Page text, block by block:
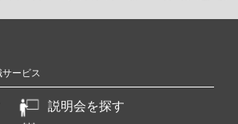
サービス
説明会を探す